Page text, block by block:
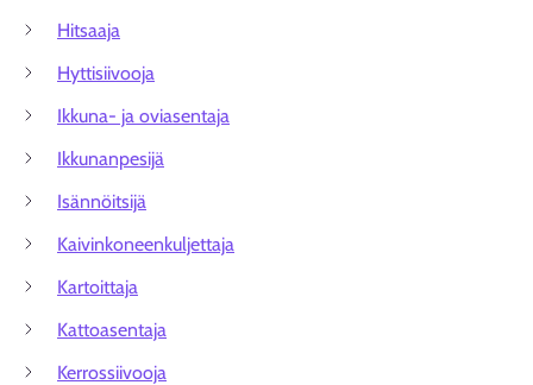
Hitsaaja
Hyttisiivooja
Ikkuna- ja oviasentaja
Ikkunanpesijä
Isännöitsijä
Kaivinkoneenkuljettaja
Kartoittaja
Kattoasentaja
Kerrossiivooja